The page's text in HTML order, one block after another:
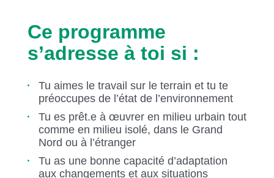
Ce programme
s’adresse à toi si :
Tu aimes le travail sur le terrain et tu te
préoccupes de l’état de l’environnement
Tu es prêt.e à œuvrer en milieu urbain tout
comme en milieu isolé, dans le Grand
Nord ou à l’étranger
Tu as une bonne capacité d’adaptation
aux changements et aux situations